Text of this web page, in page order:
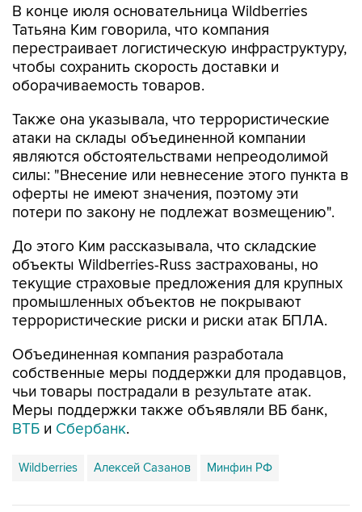
В конце июля основательница Wildberries
Татьяна Ким говорила, что компания
перестраивает логистическую инфраструктуру,
чтобы сохранить скорость доставки и
оборачиваемость товаров.
Также она указывала, что террористические
атаки на склады объединенной компании
являются обстоятельствами непреодолимой
силы: "Внесение или невнесение этого пункта в
оферты не имеют значения, поэтому эти
потери по закону не подлежат возмещению".
До этого Ким рассказывала, что складские
объекты Wildberries-Russ застрахованы, но
текущие страховые предложения для крупных
промышленных объектов не покрывают
террористические риски и риски атак БПЛА.
Объединенная компания разработала
собственные меры поддержки для продавцов,
чьи товары пострадали в результате атак.
Меры поддержки также объявляли ВБ банк,
ВТБ и Сбербанк.
Wildberries Алексей Сазанов Минфин РФ